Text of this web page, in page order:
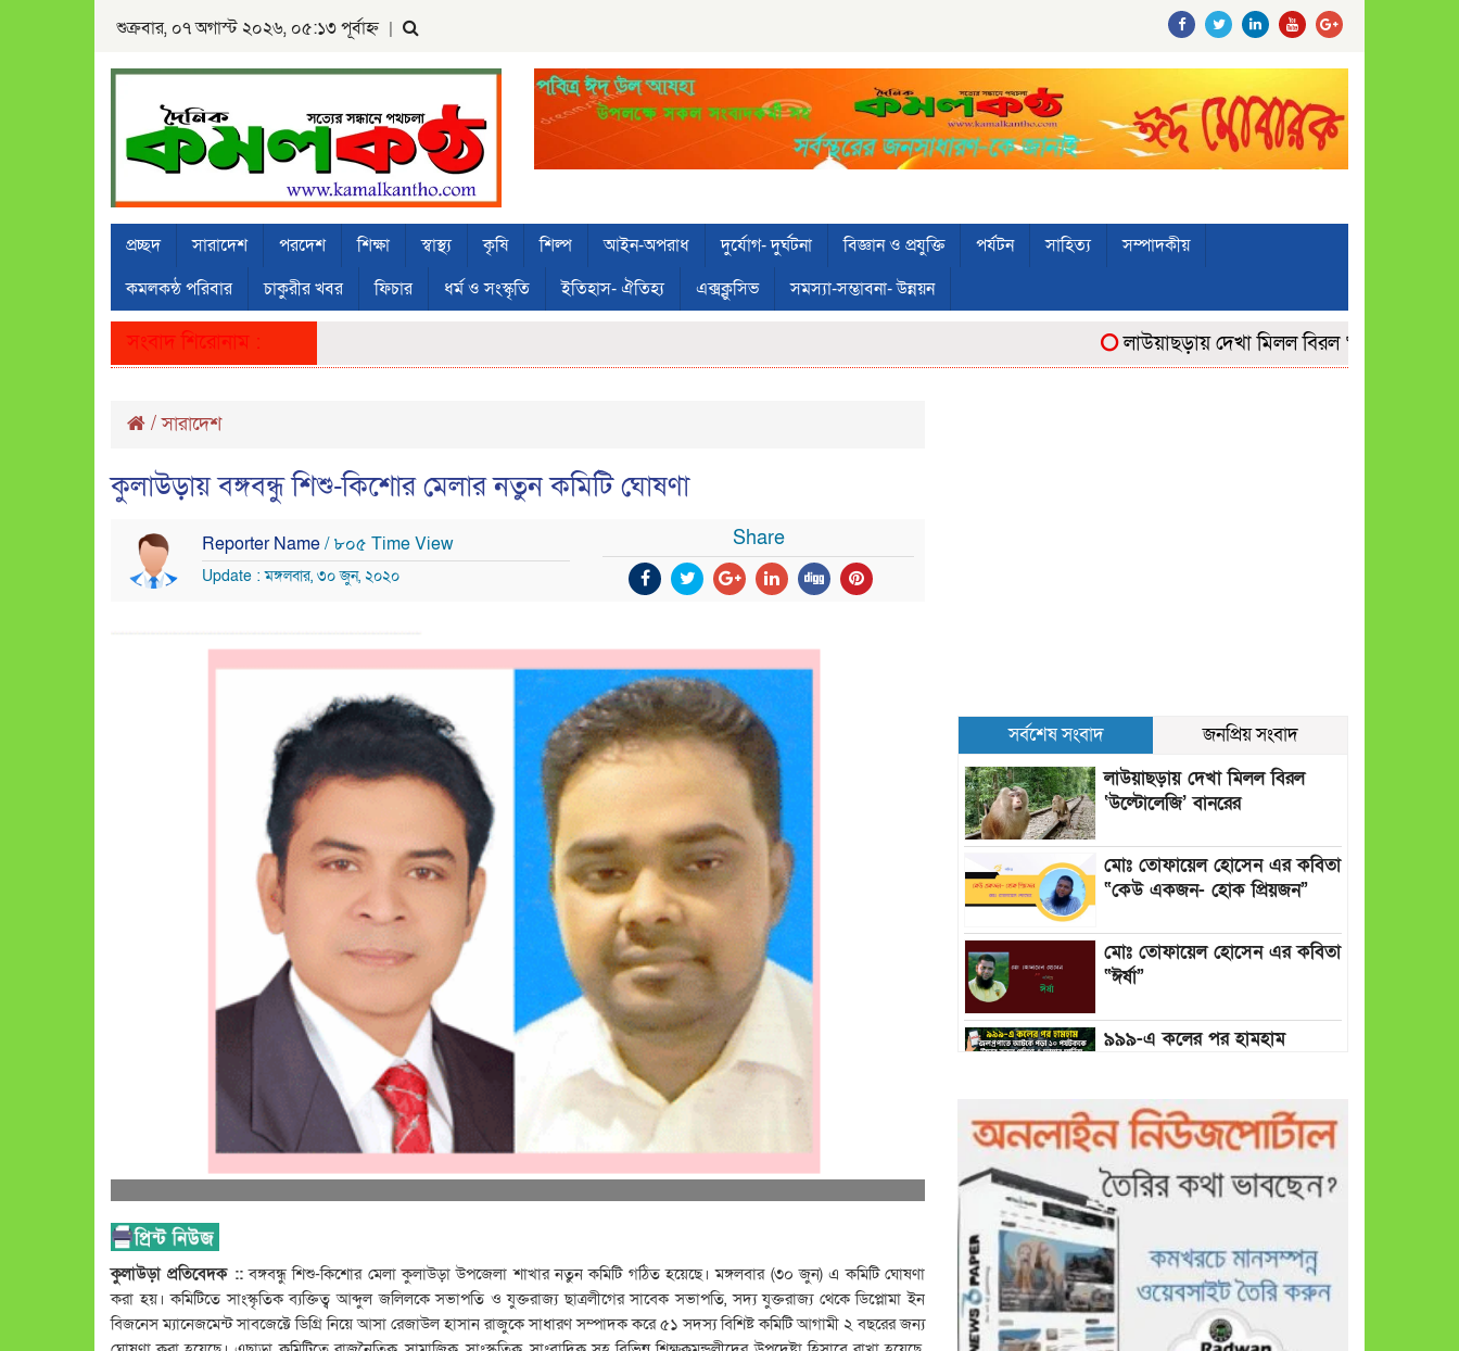
শুক্রবার, ০৭ অগাস্ট ২০২৬, ০৫:১৩ পূর্বাহ্ন |
প্রচ্ছদ সারাদেশ পরদেশ শিক্ষা স্বাস্থ্য কৃষি শিল্প আইন-অপরাধ দুর্যোগ- দুর্ঘটনা বিজ্ঞান ও প্রযুক্তি পর্যটন সাহিত্য
সম্পাদকীয়
কমলকন্ঠ পরিবার
চাকুরীর খবর ফিচার ধর্ম ও সংস্কৃতি ইতিহাস- ঐতিহ্য এক্সক্লুসিভ সমস্যা-সম্ভাবনা- উন্নয়ন
সংবাদ শিরোনাম : লাউয়াছড়ায় দেখা মিলল বিরল ‘উল্টোলেজি’
/সারাদেশ
কুলাউড়ায় বঙ্গবন্ধু শিশু-কিশোর মেলার নতুন কমিটি ঘোষণা
Reporter Name/ ৮০৫ Time View
Update : মঙ্গলবার, ৩০ জুন, ২০২০
Share
কুলাউড়া প্রতিবেদক ::বঙ্গবন্ধু শিশু-কিশোর মেলা কুলাউড়া উপজেলা শাখার নতুন কমিটি গঠিত হয়েছে। মঙ্গলবার (৩০ জুন) এ কমিটি ঘোষণা
করা হয়। কমিটিতে সাংস্কৃতিক ব্যক্তিত্ব আব্দুল জলিলকে সভাপতি ও যুক্তরাজ্য ছাত্রলীগের সাবেক সভাপতি, সদ্য যুক্তরাজ্য থেকে ডিপ্লোমা ইন
বিজনেস ম্যানেজমেন্ট সাবজেক্টে ডিগ্রি নিয়ে আসা রেজাউল হাসান রাজুকে সাধারণ সম্পাদক করে ৫১ সদস্য বিশিষ্ট কমিটি আগামী ২ বছরের জন্য
সর্বশেষ সংবাদ
জনপ্রিয় সংবাদ
লাউয়াছড়ায় দেখা মিলল বিরল
‘উল্টোলেজি’ বানরের
মোঃ তোফায়েল হোসেন এর কবিতা
“কেউ একজন- হোক প্রিয়জন”
মোঃ তোফায়েল হোসেন এর কবিতা
“ঈর্ষা”
৯৯৯-এ কলের পর হামহাম
ফায়ার সার্ভিস
গাছ না কেটে আমাদের পুড়িয়ে
মারলে ভালো হতো’: বন বিভাগের
নিষ্ঠুরতায় নিঃস্ব কৃষক